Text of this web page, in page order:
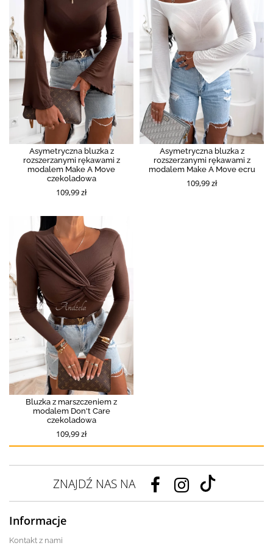
Asymetryczna bluzka z
rozszerzanymi rękawami z
modalem Make A Move
czekoladowa
109,99 zł
Asymetryczna bluzka z
rozszerzanymi rękawami z
modalem Make A Move ecru
109,99 zł
Bluzka z marszczeniem z
modalem Don't Care
czekoladowa
109,99 zł
ZNAJDŹ NAS NA
Informacje
Kontakt z nami